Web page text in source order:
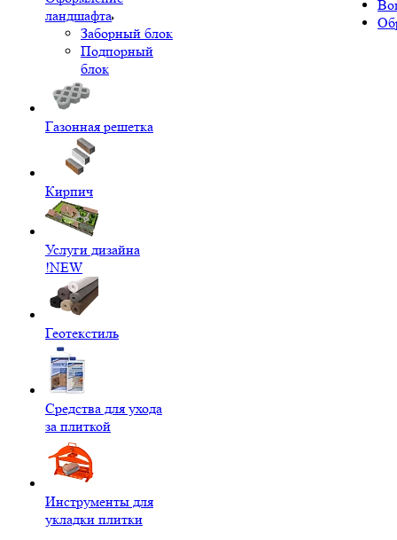
ландшафта
Заборный блок
Подпорный
блок
Газонная решетка
Кирпич
Услуги дизайна
!NEW
Геотекстиль
Средства для ухода
за плиткой
Инструменты для
укладки плитки